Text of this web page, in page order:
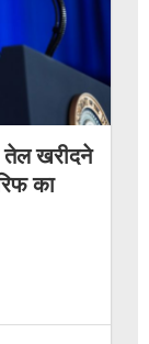
तेल खरीदने
का